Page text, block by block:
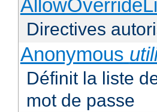
Directives
Anonymous
Définit la liste
mot de passe